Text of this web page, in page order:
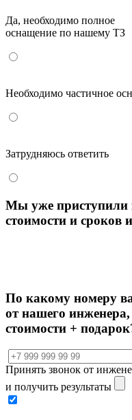
Да, необходимо полное
оснащение по нашему ТЗ
Необходимо частичное
Затрудняюсь ответить
Мы уже приступили
стоимости и сроков
По какому номеру
от нашего
стоимости +
Принять звонок от
и получить результаты